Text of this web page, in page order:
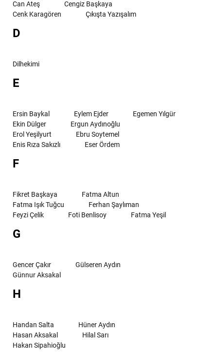
Can Ateş
Cengiz Başkaya
Cenk Karagören
Çıkışta Yazışalım
D
Dilhekimi
E
Ersin Baykal Eylem Ejder
Egemen Yılgür
Ekin Dülger
Ergun Aydınoğlu
Erol Yeşilyurt
Ebru Soytemel
Enis Rıza Sakızlı
Eser Ördem
F
Fikret Başkaya
Fatma Altun
Fatma Işık Tuğcu
Ferhan Şaylıman
Feyzi Çelik
Foti Benlisoy Fatma Yeşil
G
Gencer Çakır
Gülseren Aydın
Günnur Aksakal
H
Handan Salta
Hüner Aydın
Hasan Aksakal
Hilal Sarı
Hakan Sipahioğlu